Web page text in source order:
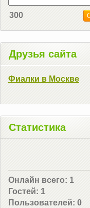
300
Друзья сайта
Фиалки в Москве
Статистика
Онлайн всего: 1
Гостей: 1
Пользователей: 0